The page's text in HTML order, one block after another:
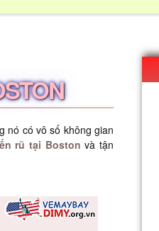
nó có vô số không gian
rũ tại Boston và tận